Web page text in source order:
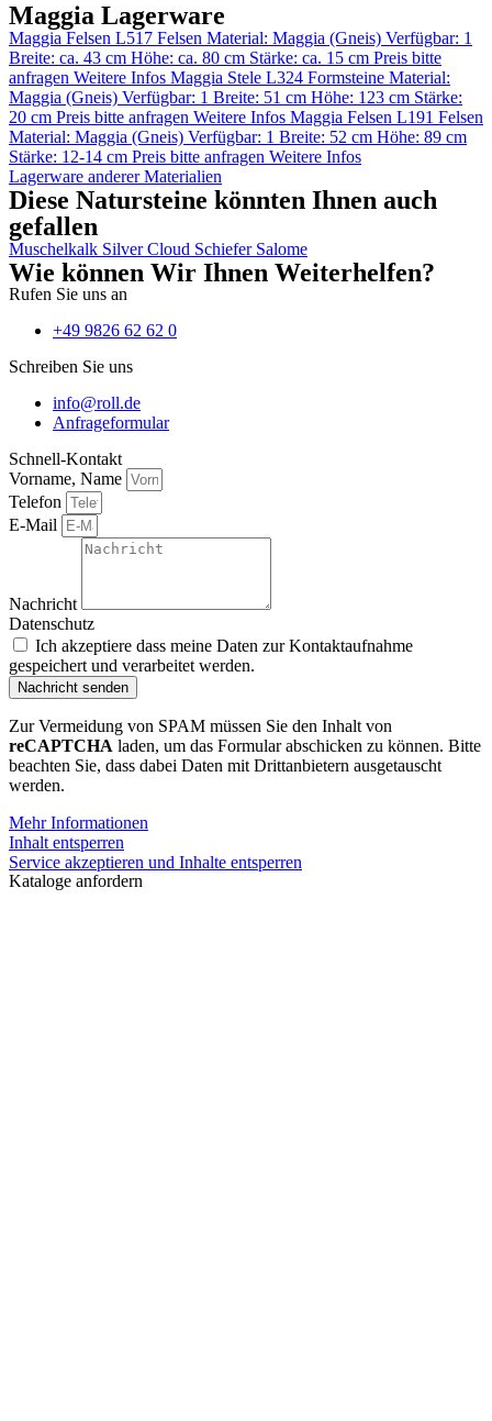
Maggia Lagerware
Maggia Felsen L517 Felsen Material: Maggia (Gneis) Verfügbar: 1
Breite: ca. 43 cm Höhe: ca. 80 cm Stärke: ca. 15 cm Preis bitte
anfragen Weitere Infos Maggia Stele L324 Formsteine Material:
Maggia (Gneis) Verfügbar: 1 Breite: 51 cm Höhe: 123 cm Stärke:
20 cm Preis bitte anfragen Weitere Infos Maggia Felsen L191 Felsen
Material: Maggia (Gneis) Verfügbar: 1 Breite: 52 cm Höhe: 89 cm
Stärke: 12-14 cm Preis bitte anfragen Weitere Infos
Lagerware anderer Materialien
Diese Natursteine könnten Ihnen auch
gefallen
Muschelkalk Silver Cloud Schiefer Salome
Wie können Wir Ihnen Weiterhelfen?
Rufen Sie uns an
+49 9826 62 62 0
Schreiben Sie uns
info@roll.de
Anfrageformular
Schnell-Kontakt
Vorname, Name
Telefon
E-Mail
Nachricht
Datenschutz
Ich akzeptiere dass meine Daten zur Kontaktaufnahme
gespeichert und verarbeitet werden.
Nachricht senden
Zur Vermeidung von SPAM müssen Sie den Inhalt von
reCAPTCHA laden, um das Formular abschicken zu können. Bitte
beachten Sie, dass dabei Daten mit Drittanbietern ausgetauscht
werden.
Mehr Informationen
Inhalt entsperren
Service akzeptieren und Inhalte entsperren
Kataloge anfordern